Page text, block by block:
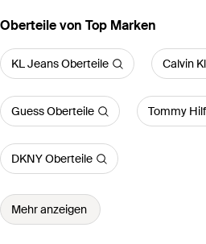
Oberteile von Top Marken
KL Jeans Oberteile Calvin
Guess Oberteile Tommy
DKNY Oberteile
Mehr anzeigen